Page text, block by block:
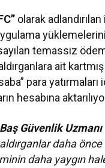
olarak
temassız
ait
para
hesabına
Güvenlik
daha
daha yaygın